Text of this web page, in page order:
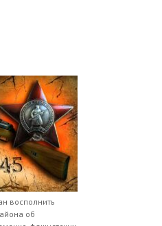
восполнить
об